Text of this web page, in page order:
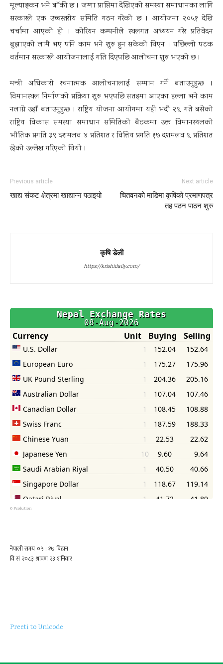
मूल्याङ्कन भने बाँकी छ । जग्गा प्राप्तिमा देखिएको समस्या समाधानका लागि
सरकारले एक उच्चस्तरीय समिति गठन गरेको छ । आयोजना २०५१ देखि
चर्चामा आएको हो । कोरियन कम्पनीले स्थलगत अध्ययन गरेर प्रतिवेदन
बुझाएको लामै भए पनि काम भने शुरु हुन सकेको थिएन । पछिल्लो पटक
वर्तमान सरकारले आयोजनालाई गति दिएपछि आलोचना शुरु भएको छ ।
मन्त्री अधिकारी रचनात्मक आलोचनालाई सम्मान गर्ने बताउनुहुन्छ ।
विमानस्थल निर्माणको प्रक्रिया शुरु भएपछि सतहमा आएका हल्ला भने काम
नलाग्ने उहाँ बताउनुहुन्छ । राष्ट्रिय योजना आयोगमा यही भदौ २६ गते बसेको
राष्ट्रिय विकास समस्या समाधान समितिको बैठकमा उक्त विमानस्थलको
भौतिक प्रगति ३९ दशमलव ४ प्रतिशत र वित्तिय प्रगति १७ दशमलव ६ प्रतिशत
रहेको उल्लेख गरिएको थियो ।
Previous article
खाद्य संकट क्षेत्रमा खाद्यान्न पठाइयो
Next article
चितवनको माडिमा कृषिको प्रमाणपत्र
तह पठन पाठन शुरु
कृषि डेली
https://krishidaily.com/
© Psolution
Preeti to Unicode